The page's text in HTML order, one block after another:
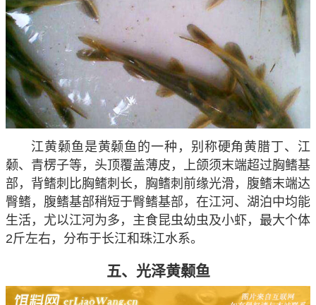
江黄颡鱼是黄颡鱼的一种，别称硬角黄腊丁、江
颡、青楞子等，头顶覆盖薄皮，上颌须末端超过胸鳍基
部，背鳍刺比胸鳍刺长，胸鳍刺前缘光滑，腹鳍末端达
臀鳍，腹鳍基部稍短于臀鳍基部，在江河、湖泊中均能
生活，尤以江河为多，主食昆虫幼虫及小虾，最大个体
2斤左右，分布于长江和珠江水系。
五、光泽黄颡鱼